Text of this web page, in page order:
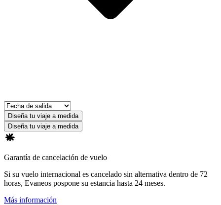
Diseña tu viaje a medida
Diseña tu viaje a medida
Garantía de cancelación de vuelo
Si su vuelo internacional es cancelado sin alternativa dentro de 72
horas, Evaneos pospone su estancia hasta 24 meses.
Más información